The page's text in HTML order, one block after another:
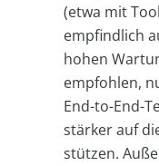
(etwa mit
empfindlich
hohen
empfohlen,
End-to-End-
stärker auf
stützen.